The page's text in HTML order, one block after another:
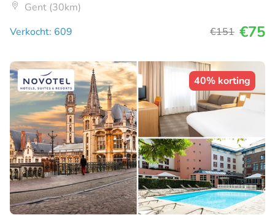
Gent (30km)
Verkocht: 609
€151 €75
40% korting